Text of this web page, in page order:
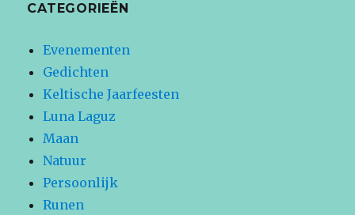
CATEGORIEËN
Evenementen
Gedichten
Keltische Jaarfeesten
Luna Laguz
Maan
Natuur
Persoonlijk
Runen